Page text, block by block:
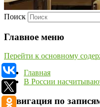
Поиск
Главное меню
Перейти к основному
Главная
В России
Навигация по